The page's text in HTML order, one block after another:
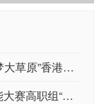
斯琴塔娜艺术博物馆开馆十周年暨“追梦大草原”香港大学生内蒙古暑期实习活动10周年双庆“中华优秀传统文化传承创新论坛”启幕
【测量国赛】2022年全国职业院校技能大赛高职组“工程测量”赛项在云南交通职业技术学院圆满闭幕